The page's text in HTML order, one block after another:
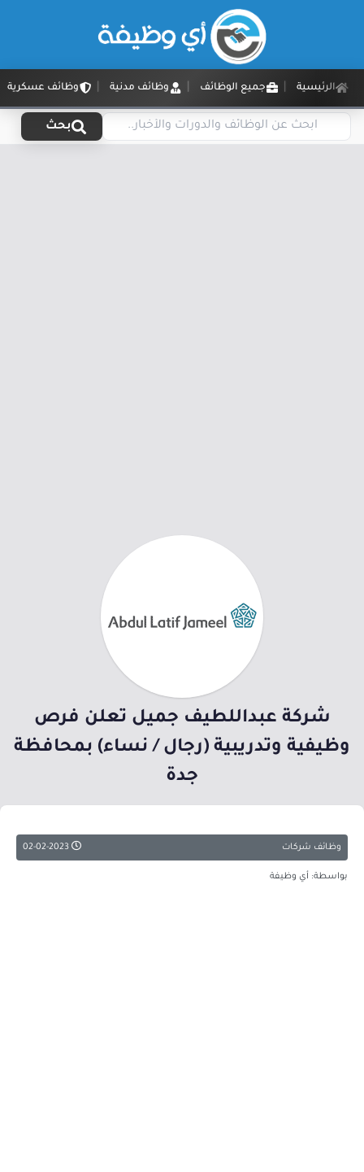
الرئيسية جميع الوظائف وظائف مدنية وظائف عسكرية
بحث
شركة عبداللطيف جميل تعلن فرص
وظيفية وتدريبية (رجال / نساء) بمحافظة
جدة
وظائف شركات
بواسطة: أي وظيفة